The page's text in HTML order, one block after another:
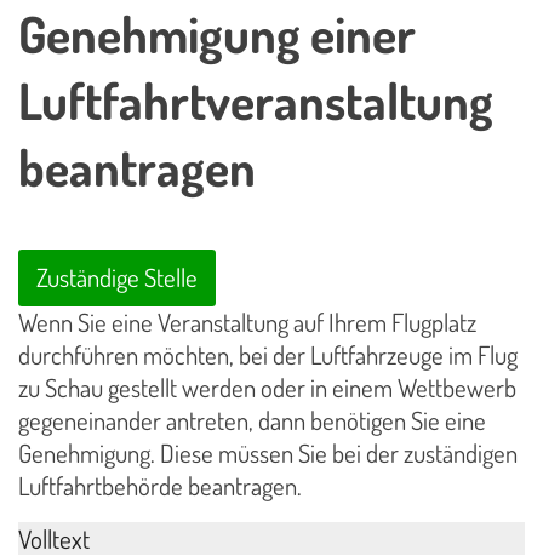
Genehmigung einer
Luftfahrtveranstaltung
beantragen
Zuständige Stelle
Wenn Sie eine Veranstaltung auf Ihrem Flugplatz
durchführen möchten, bei der Luftfahrzeuge im Flug
zu Schau gestellt werden oder in einem Wettbewerb
gegeneinander antreten, dann benötigen Sie eine
Genehmigung. Diese müssen Sie bei der zuständigen
Luftfahrtbehörde beantragen.
Volltext